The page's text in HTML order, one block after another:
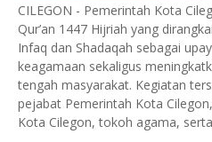
CILEGON - Pemerintah Kota
Qur’an 1447 Hijriah yang
Infaq dan Shadaqah sebagai
keagamaan sekaligus
tengah masyarakat. Kegiatan
pejabat Pemerintah Kota
Kota Cilegon, tokoh agama,